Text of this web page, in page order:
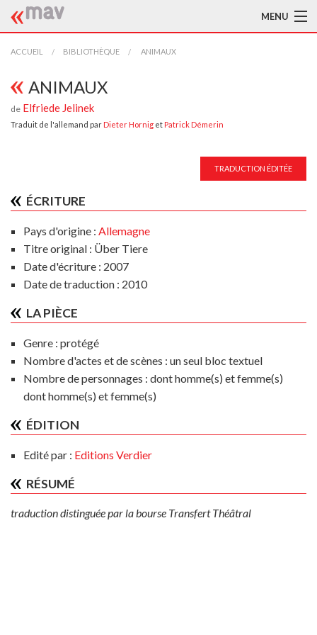
MENU
ACCUEIL
BIBLIOTHÈQUE
PUBLICATIONS
À L'AFFICHE
ACCUEIL BIBLIOTHÈQUE ANIMAUX
ANIMAUX
de Elfriede Jelinek
Traduit de l'allemand par Dieter Hornig et Patrick Démerin
TRADUCTION ÉDITÉE
ÉCRITURE
Pays d'origine : Allemagne
Titre original : Über Tiere
Date d'écriture : 2007
Date de traduction : 2010
LA PIÈCE
Genre : protégé
Nombre d'actes et de scènes : un seul bloc textuel
Nombre de personnages : dont homme(s) et femme(s)
dont homme(s) et femme(s)
ÉDITION
Edité par : Editions Verdier
RÉSUMÉ
traduction distinguée par la bourse Transfert Théâtral